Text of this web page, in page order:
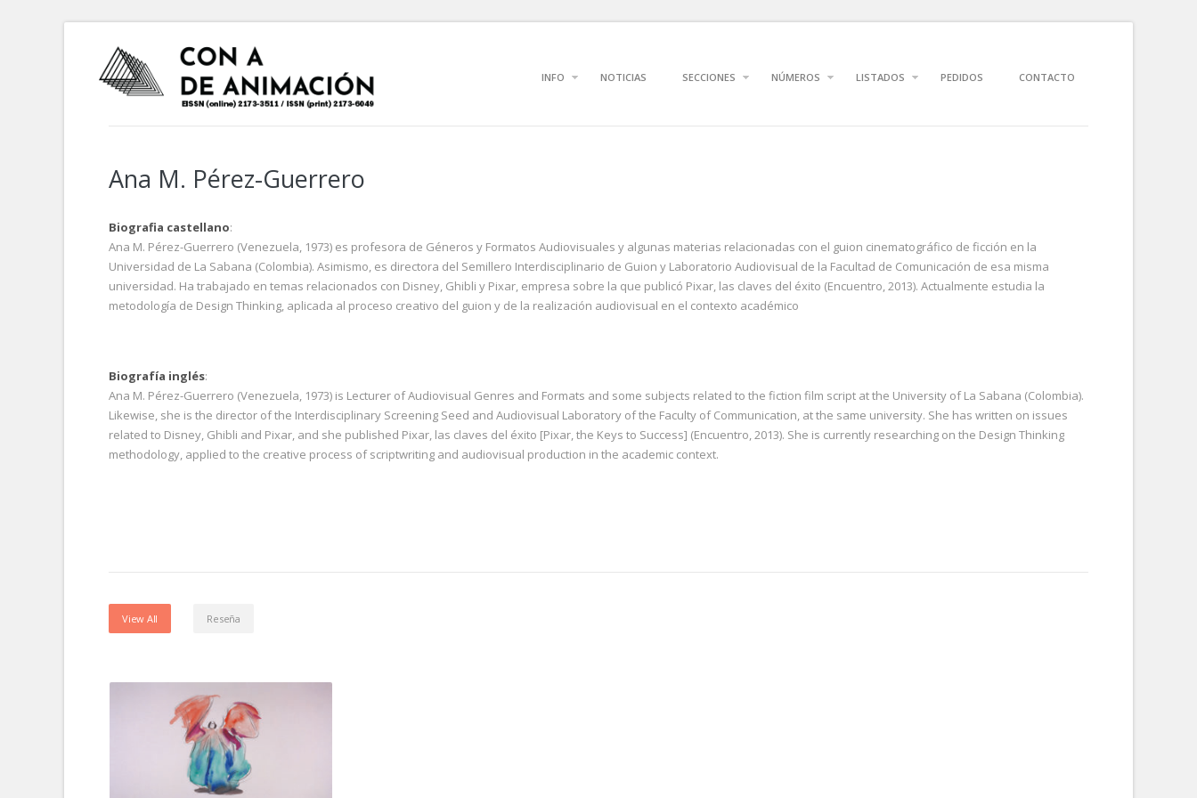
INFO NOTICIAS SECCIONES NÚMEROS LISTADOS PEDIDOS CONTACTO
Ana M. Pérez-Guerrero
Biografia castellano:
Ana M. Pérez-Guerrero (Venezuela, 1973) es profesora de Géneros y Formatos Audiovisuales y algunas materias relacionadas con el guion cinematográfico de ficción en la
Universidad de La Sabana (Colombia). Asimismo, es directora del Semillero Interdisciplinario de Guion y Laboratorio Audiovisual de la Facultad de Comunicación de esa misma
universidad. Ha trabajado en temas relacionados con Disney, Ghibli y Pixar, empresa sobre la que publicó Pixar, las claves del éxito (Encuentro, 2013). Actualmente estudia la
metodología de Design Thinking, aplicada al proceso creativo del guion y de la realización audiovisual en el contexto académico
Biografía inglés:
Ana M. Pérez-Guerrero (Venezuela, 1973) is Lecturer of Audiovisual Genres and Formats and some subjects related to the fiction film script at the University of La Sabana (Colombia).
Likewise, she is the director of the Interdisciplinary Screening Seed and Audiovisual Laboratory of the Faculty of Communication, at the same university. She has written on issues
related to Disney, Ghibli and Pixar, and she published Pixar, las claves del éxito [Pixar, the Keys to Success] (Encuentro, 2013). She is currently researching on the Design Thinking
methodology, applied to the creative process of scriptwriting and audiovisual production in the academic context.
View All Reseña